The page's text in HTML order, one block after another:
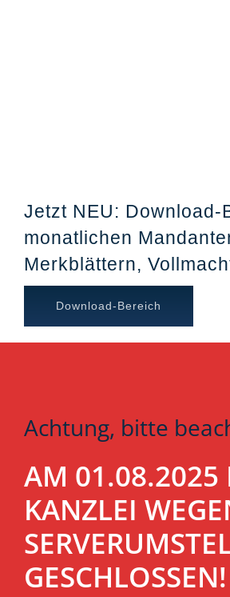
Jetzt NEU: Download-
monatlichen
Merkblättern,
Download-Bereich
Achtung, bitte
AM 01.08.2025
KANZLEI
GESCHLOSSEN!